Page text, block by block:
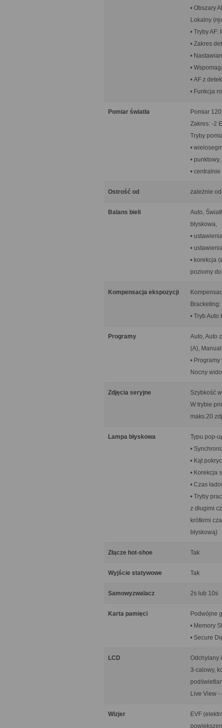
• Obszary
Lokalny
• Tryby AF:
• Zakres
•
•
• AF z
• Funkcja
Pomiar światła
Pomiar
Zakres: -2
Tryby
•
• punktowy,
•
Ostrość od zależnie
Balans bieli
Auto,
błyskowa,
•
•
• korekcja
poziomy
Kompensacja ekspozycji
• Tryb
Programy
Auto, Auto
(A),
•
Nocny
Zdjęcia seryjne
Szybkość
W trybie
maks.20
Lampa błyskowa
Typu pop-
•
• Kąt
• Korekcja
• Czas
• Tryby
z długimi
krótkimi
błyskową)
Złącze hot-shoe Tak
Wyjście statywowe Tak
Samowyzwalacz 2s lub 10s
Karta pamięci
Podwójne
• Memory
• Secure
LCD
Odchylany
3-calowy,
Live View
Wizjer
EVF